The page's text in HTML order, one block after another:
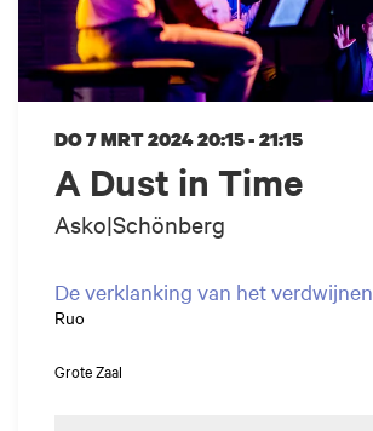
A Dust in Time
Asko|Schönberg
DO 7 MRT 202420:15 - 21:15
De verklanking van het verdwijnen
Ruo
Grote Zaal